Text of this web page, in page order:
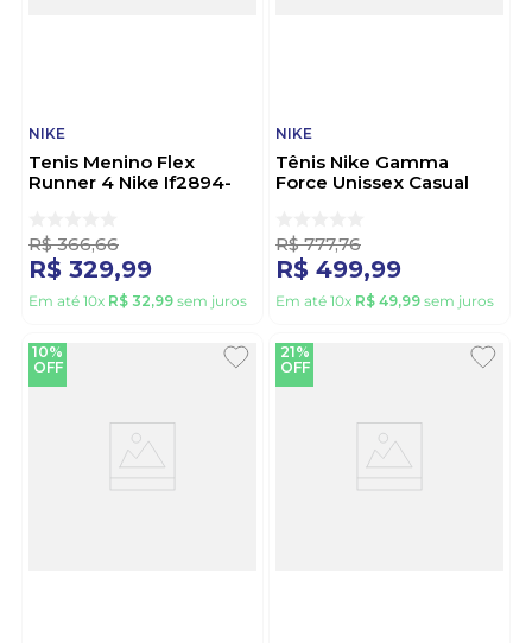
NIKE
Tenis Menino Flex
Runner 4 Nike If2894-
R$ 366,66
R$ 329,99
Em até 10x R$ 32,99 sem juros
NIKE
Tênis Nike Gamma
Force Unissex Casual
R$ 777,76
R$ 499,99
Em até 10x R$ 49,99 sem juros
10%
OFF
21%
OFF